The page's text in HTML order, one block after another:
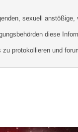
sexuell
diese
protokollieren und